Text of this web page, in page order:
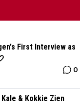
First Interview as
0
& Kokkie Zien